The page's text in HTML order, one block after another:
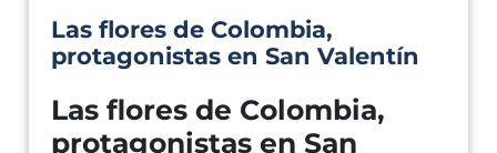
Las flores de Colombia,
protagonistas en San Valentín
Las flores de Colombia,
protagonistas en San